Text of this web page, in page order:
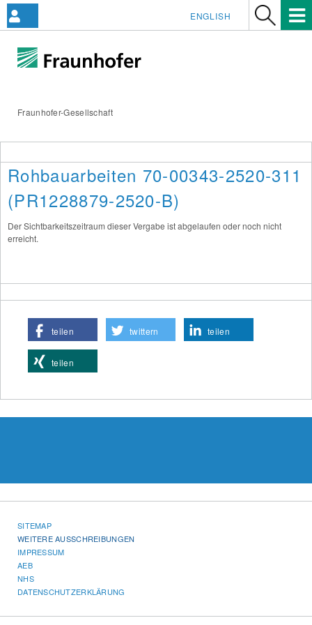
Fraunhofer-Gesellschaft
ENGLISH
Rohbauarbeiten 70-00343-2520-311
(PR1228879-2520-B)
Der Sichtbarkeitszeitraum dieser Vergabe ist abgelaufen oder noch nicht
erreicht.
teilen twittern teilen
teilen
SITEMAP
WEITERE AUSSCHREIBUNGEN
IMPRESSUM
AEB
NHS
DATENSCHUTZERKLÄRUNG